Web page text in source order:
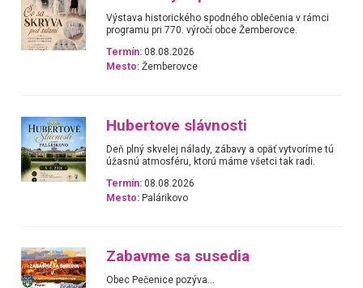
Výstava historického spodného oblečenia v rámci
programu pri 770. výročí obce Žemberovce.
Termín: 08.08.2026
Mesto: Žemberovce
Hubertove slávnosti
Deň plný skvelej nálady, zábavy a opäť vytvoríme tú
úžasnú atmosféru, ktorú máme všetci tak radi.
Termín: 08.08.2026
Mesto: Palárikovo
Zabavme sa susedia
Obec Pečenice pozýva...